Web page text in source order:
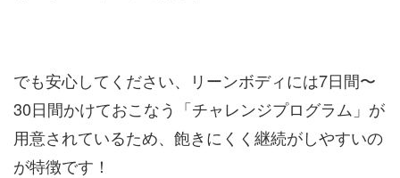
でも安心してください、リーンボディには7日間〜
30日間かけておこなう「チャレンジプログラム」が
用意されているため、飽きにくく継続がしやすいの
が特徴です！